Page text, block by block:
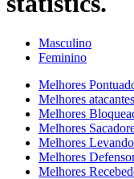
Masculino
Feminino
Melhores
Melhores atacantes
Melhores
Melhores
Melhores
Melhores
Melhores